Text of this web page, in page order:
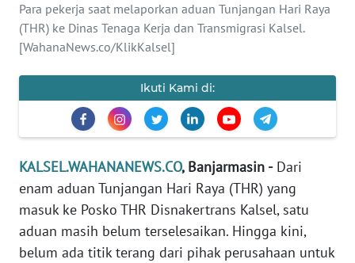
Para pekerja saat melaporkan aduan Tunjangan Hari Raya
(THR) ke Dinas Tenaga Kerja dan Transmigrasi Kalsel.
[WahanaNews.co/KlikKalsel]
Ikuti Kami di:
KALSEL.WAHANANEWS.CO, Banjarmasin -Dari
enam aduan Tunjangan Hari Raya (THR) yang
masuk ke Posko THR Disnakertrans Kalsel, satu
aduan masih belum terselesaikan. Hingga kini,
belum ada titik terang dari pihak perusahaan untuk
INFO
IKLAN
TENTANG
SIBER
REDAKSI
KARIR